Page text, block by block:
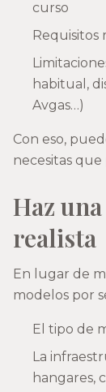
curso
Requisitos
habitual,
Avgas…)
Con eso,
necesitas
Haz
realista
En lugar de
modelos por
El tipo de
La
hangares,